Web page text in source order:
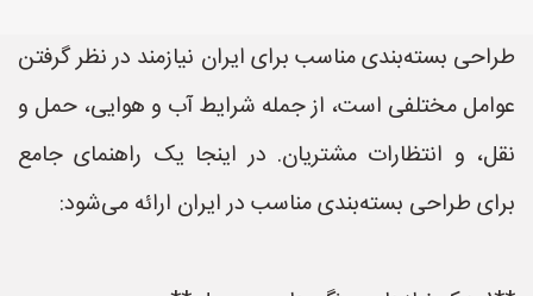
طراحی بسته‌بندی مناسب برای ایران نیازمند در نظر گرفتن
عوامل مختلفی است، از جمله شرایط آب و هوایی، حمل و
نقل، و انتظارات مشتریان. در اینجا یک راهنمای جامع
برای طراحی بسته‌بندی مناسب در ایران ارائه می‌شود: